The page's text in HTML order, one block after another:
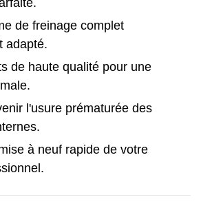
de freinage complet
adapté.
de haute qualité pour une
l'usure prématurée des
à neuf rapide de votre